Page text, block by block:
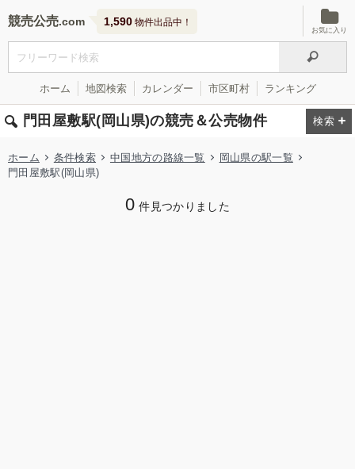
競売公売 1,590 物件出品中！
お気に入り
ホーム 地図検索 カレンダー 市区町村 ランキング
門田屋敷駅(岡山県)の競売＆公売物件
ホーム 条件検索 中国地方の路線一覧
岡山県の駅一覧
門田屋敷駅(岡山県)
0 件見つかりました